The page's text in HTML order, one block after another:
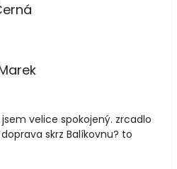
velice spokojený. zrcadlo
skrz Balíkovnu? to